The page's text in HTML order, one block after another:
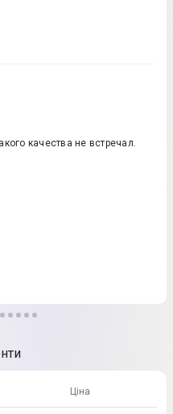
качества не встречал.
Ціна